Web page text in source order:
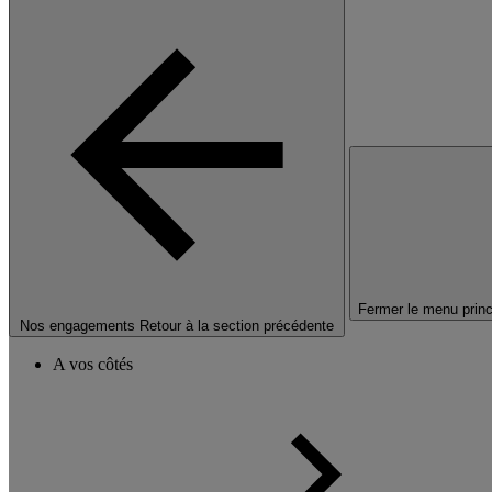
Nos engagements Retour à la section précédente
Fermer le menu
A vos côtés